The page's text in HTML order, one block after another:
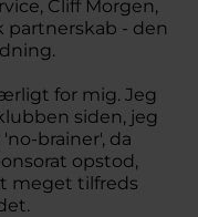
Cliff Morgen,
partnerskab - den
for mig. Jeg
siden, jeg
brainer', da
opstod,
meget tilfreds